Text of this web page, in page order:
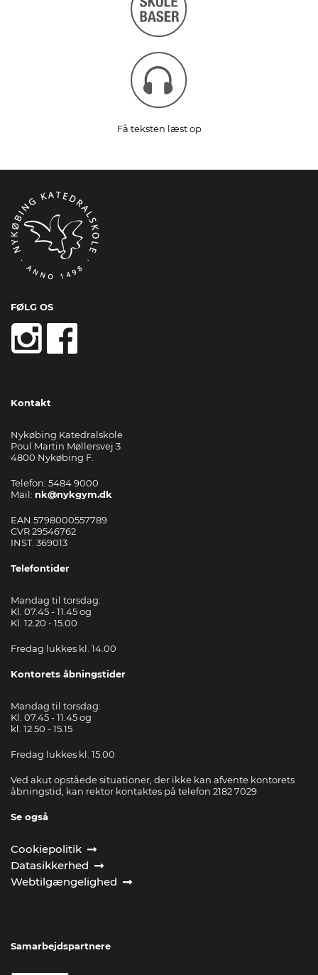
Få teksten læst op
FØLG OS
Kontakt
Nykøbing Katedralskole
Poul Martin Møllersvej 3
4800 Nykøbing F.
Telefon: 5484 9000
Mail: nk@nykgym.dk
EAN 5798000557789
CVR 29546762
INST. 369013
Telefontider
Mandag til torsdag:
Kl. 07.45 - 11.45 og
Kl. 12.20 - 15.00
Fredag lukkes kl. 14.00
Kontorets åbningstider
Mandag til torsdag:
Kl. 07.45 - 11.45 og
kl. 12.50 - 15.15
Fredag lukkes kl. 15.00
Ved akut opståede situationer, der ikke kan afvente kontorets
åbningstid, kan rektor kontaktes på telefon 2182 7029
Se også
Cookiepolitik
Datasikkerhed
Webtilgængelighed
Samarbejdspartnere